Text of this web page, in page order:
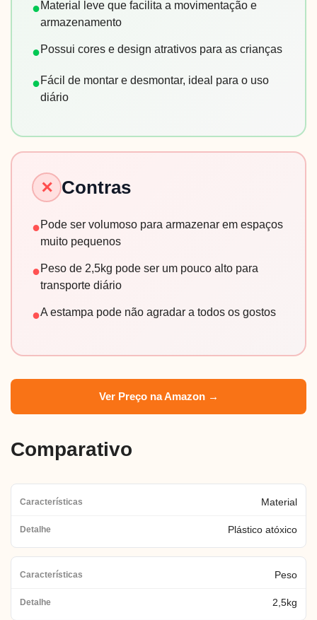
●Material leve que facilita a movimentação e
armazenamento
●Possui cores e design atrativos para as crianças
●Fácil de montar e desmontar, ideal para o uso
diário
✕ Contras
●Pode ser volumoso para armazenar em espaços
muito pequenos
●Peso de 2,5kg pode ser um pouco alto para
transporte diário
●A estampa pode não agradar a todos os gostos
Ver Preço na Amazon →
Comparativo
Material
Plástico atóxico
Peso
2,5kg